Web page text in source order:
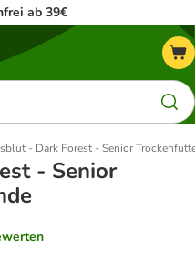
ab 39€
- Dark Forest - Senior
- Senior